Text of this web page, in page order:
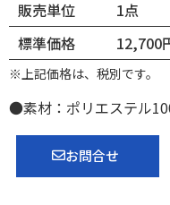
販売単位
1点
標準価格
12,700
※上記価格は、税別です。
●素材：ポリエステル
お問合せ